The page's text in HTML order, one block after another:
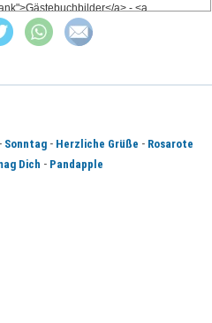
- Sonntag - Herzliche Grüße - Rosarote
Dich - Pandapple